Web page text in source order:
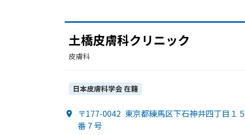
土橋皮膚科クリニック
皮膚科
日本皮膚科学会在籍
〒177-0042 東京都練馬区下石神井四丁目１５
番７号